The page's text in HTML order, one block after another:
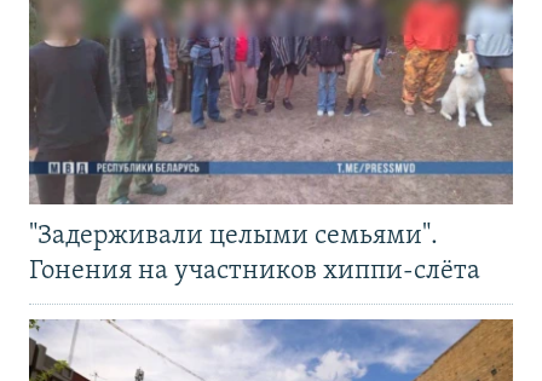
"Задерживали целыми семьями".
Гонения на участников хиппи-слёта